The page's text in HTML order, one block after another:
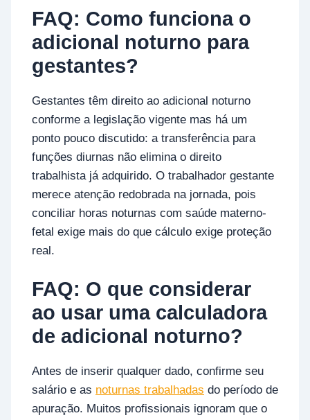
FAQ: Como funciona o
adicional noturno para
gestantes?
Gestantes têm direito ao adicional noturno
conforme a legislação vigente mas há um
ponto pouco discutido: a transferência para
funções diurnas não elimina o direito
trabalhista já adquirido. O trabalhador gestante
merece atenção redobrada na jornada, pois
conciliar horas noturnas com saúde materno-
fetal exige mais do que cálculo exige proteção
real.
FAQ: O que considerar
ao usar uma calculadora
de adicional noturno?
Antes de inserir qualquer dado, confirme seu
salário e as noturnas trabalhadas do período de
apuração. Muitos profissionais ignoram que o